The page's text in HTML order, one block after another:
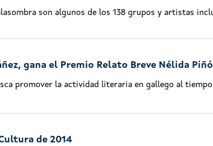
son algunos de los 138 grupos y artistas
gana el Premio Relato Breve Nélida
promover la actividad literaria en gallego al
de 2014